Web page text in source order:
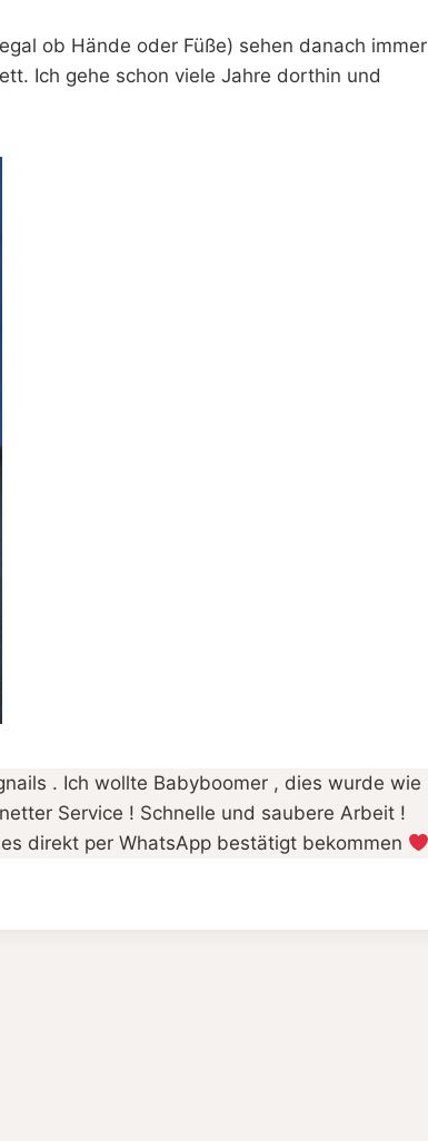
ob Hände oder Füße) sehen danach immer
Ich gehe schon viele Jahre dorthin und
. Ich wollte Babyboomer , dies wurde wie
Service ! Schnelle und saubere Arbeit !
direkt per WhatsApp bestätigt bekommen